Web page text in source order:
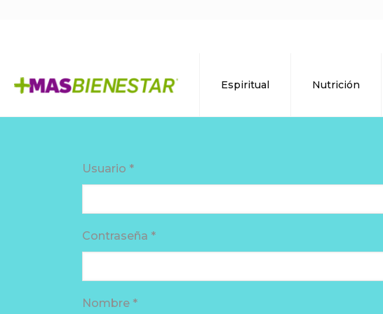
Espiritual Nutrición
Usuario *
Contraseña *
Nombre *